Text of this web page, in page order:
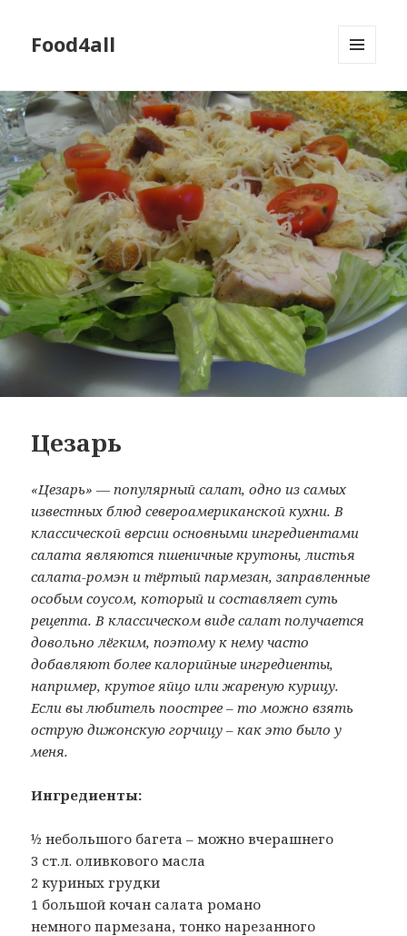
Food4all
ВИДЖЕТЫ
Цезарь
«Цезарь» — популярный салат, одно из самых
известных блюд североамериканской кухни. В
классической версии основными ингредиентами
салата являются пшеничные крутоны, листья
салата-ромэн и тёртый пармезан, заправленные
особым соусом, который и составляет суть
рецепта. В классическом виде салат получается
довольно лёгким, поэтому к нему часто
добавляют более калорийные ингредиенты,
например, крутое яйцо или жареную курицу.
Если вы любитель поострее – то можно взять
острую дижонскую горчицу – как это было у
меня.
Ингредиенты:
½ небольшого багета – можно вчерашнего
3 ст.л. оливкового масла
2 куриных грудки
1 большой кочан салата романо
немного пармезана, тонко нарезанного